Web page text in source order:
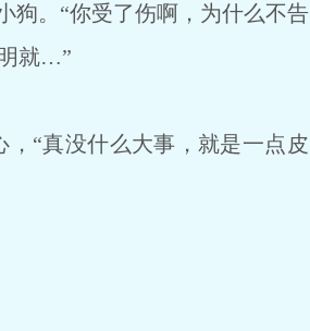
。“你受了伤啊，为什么不告
就…”
“真没什么大事，就是一点皮